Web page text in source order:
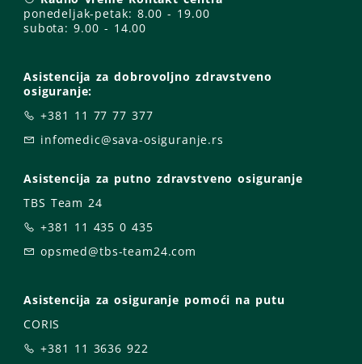
ponedeljak-petak: 8.00 - 19.00
subota: 9.00 - 14.00
Asistencija za dobrovoljno zdravstveno
osiguranje:
+381 11 77 77 377
infomedic@sava-osiguranje.rs
Asistencija za putno zdravstveno osiguranje
TBS Team 24
+381 11 435 0 435
opsmed@tbs-team24.com
Asistencija za osiguranje pomoći na putu
CORIS
+381 11 3636 922